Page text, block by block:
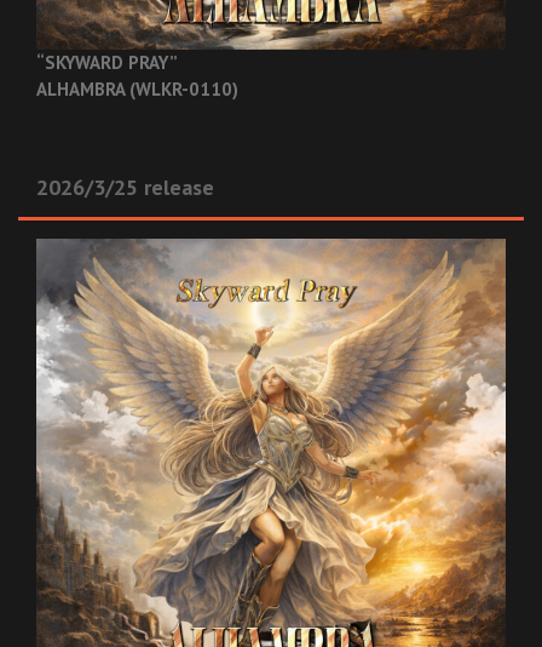
“SKYWARD PRAY”
ALHAMBRA (WLKR-0110)
2026/3/25 release